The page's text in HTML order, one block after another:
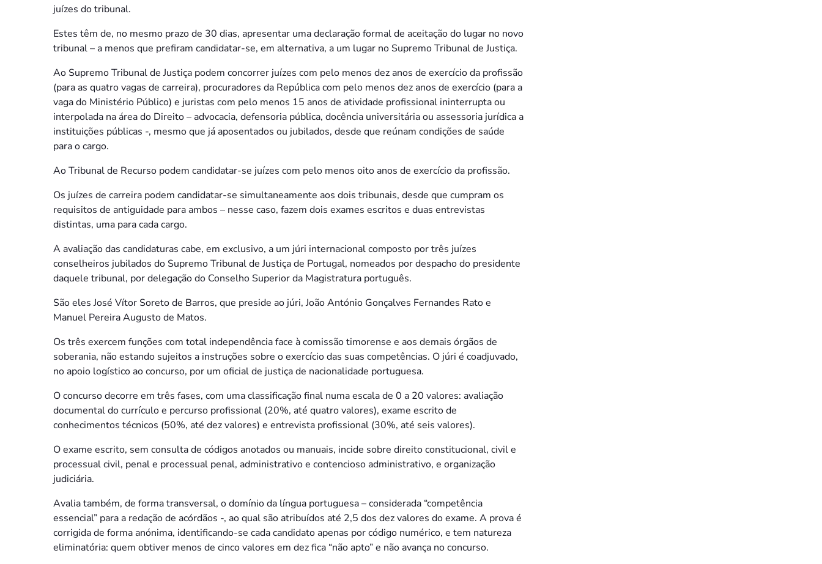
juízes do tribunal.
Estes têm de, no mesmo prazo de 30 dias, apresentar uma declaração formal de aceitação do lugar no novo
tribunal – a menos que prefiram candidatar-se, em alternativa, a um lugar no Supremo Tribunal de Justiça.
Ao Supremo Tribunal de Justiça podem concorrer juízes com pelo menos dez anos de exercício da profissão
(para as quatro vagas de carreira), procuradores da República com pelo menos dez anos de exercício (para a
vaga do Ministério Público) e juristas com pelo menos 15 anos de atividade profissional ininterrupta ou
interpolada na área do Direito – advocacia, defensoria pública, docência universitária ou assessoria jurídica a
instituições públicas -, mesmo que já aposentados ou jubilados, desde que reúnam condições de saúde
para o cargo.
Ao Tribunal de Recurso podem candidatar-se juízes com pelo menos oito anos de exercício da profissão.
Os juízes de carreira podem candidatar-se simultaneamente aos dois tribunais, desde que cumpram os
requisitos de antiguidade para ambos – nesse caso, fazem dois exames escritos e duas entrevistas
distintas, uma para cada cargo.
A avaliação das candidaturas cabe, em exclusivo, a um júri internacional composto por três juízes
conselheiros jubilados do Supremo Tribunal de Justiça de Portugal, nomeados por despacho do presidente
daquele tribunal, por delegação do Conselho Superior da Magistratura português.
São eles José Vítor Soreto de Barros, que preside ao júri, João António Gonçalves Fernandes Rato e
Manuel Pereira Augusto de Matos.
Os três exercem funções com total independência face à comissão timorense e aos demais órgãos de
soberania, não estando sujeitos a instruções sobre o exercício das suas competências. O júri é coadjuvado,
no apoio logístico ao concurso, por um oficial de justiça de nacionalidade portuguesa.
O concurso decorre em três fases, com uma classificação final numa escala de 0 a 20 valores: avaliação
documental do currículo e percurso profissional (20%, até quatro valores), exame escrito de
conhecimentos técnicos (50%, até dez valores) e entrevista profissional (30%, até seis valores).
O exame escrito, sem consulta de códigos anotados ou manuais, incide sobre direito constitucional, civil e
processual civil, penal e processual penal, administrativo e contencioso administrativo, e organização
judiciária.
Avalia também, de forma transversal, o domínio da língua portuguesa – considerada “competência
essencial” para a redação de acórdãos -, ao qual são atribuídos até 2,5 dos dez valores do exame. A prova é
corrigida de forma anónima, identificando-se cada candidato apenas por código numérico, e tem natureza
eliminatória: quem obtiver menos de cinco valores em dez fica “não apto” e não avança no concurso.